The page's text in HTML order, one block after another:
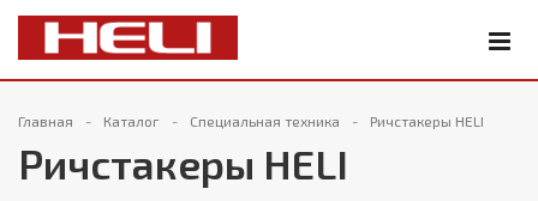
Главная Каталог Специальная техника Ричстакеры HELI
Ричстакеры HELI